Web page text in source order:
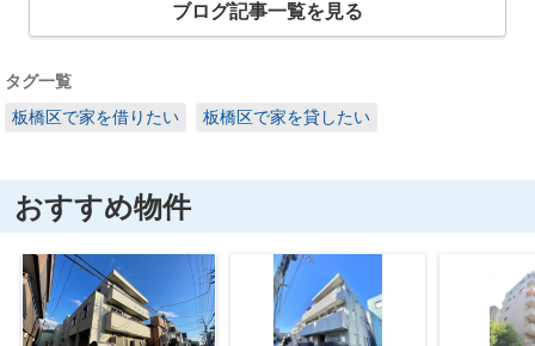
ブログ記事一覧を見る
タグ一覧
板橋区で家を借りたい
板橋区で家を貸したい
おすすめ物件